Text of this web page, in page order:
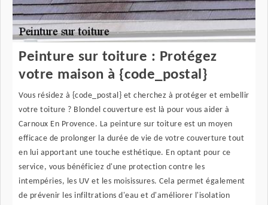
Peinture sur toiture : Protégez
votre maison à {code_postal}
Vous résidez à {code_postal} et cherchez à protéger et embellir
votre toiture ? Blondel couverture est là pour vous aider à
Carnoux En Provence. La peinture sur toiture est un moyen
efficace de prolonger la durée de vie de votre couverture tout
en lui apportant une touche esthétique. En optant pour ce
service, vous bénéficiez d'une protection contre les
intempéries, les UV et les moisissures. Cela permet également
de prévenir les infiltrations d'eau et d'améliorer l'isolation